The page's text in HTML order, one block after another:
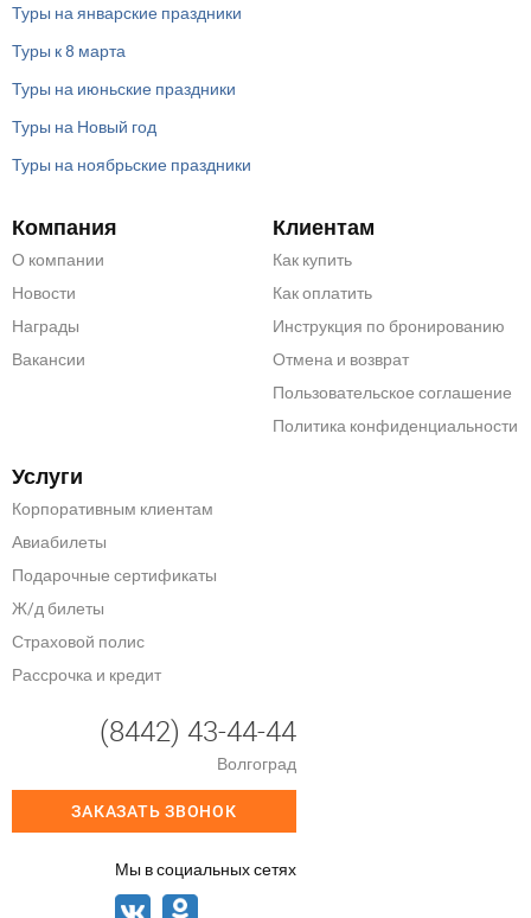
Туры на январские праздники
Туры к 8 марта
Туры на июньские праздники
Туры на Новый год
Туры на ноябрьские праздники
Компания
О компании
Новости
Награды
Вакансии
Клиентам
Как купить
Как оплатить
Инструкция по бронированию
Отмена и возврат
Пользовательское соглашение
Политика конфиденциальности
Услуги
Корпоративным клиентам
Авиабилеты
Подарочные сертификаты
Ж/д билеты
Страховой полис
Рассрочка и кредит
(8442) 43-44-44
Волгоград
ЗАКАЗАТЬ ЗВОНОК
Мы в социальных сетях